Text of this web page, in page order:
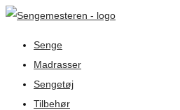
Senge
Madrasser
Sengetøj
Tilbehør